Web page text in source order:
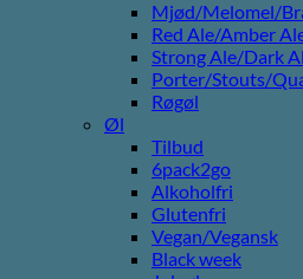
Mjød/Melomel/
Red Ale/Amber
Strong Ale/Dark
Porter/Stouts/
Røgøl
Øl
Tilbud
6pack2go
Alkoholfri
Glutenfri
Vegan/Vegansk
Black week